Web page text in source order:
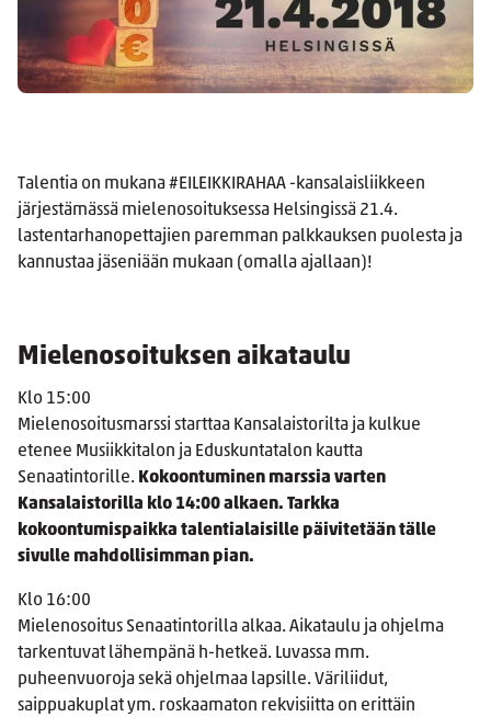
Talentia on mukana #EILEIKKIRAHAA -kansalaisliikkeen
järjestämässä mielenosoituksessa Helsingissä 21.4.
lastentarhanopettajien paremman palkkauksen puolesta ja
kannustaa jäseniään mukaan (omalla ajallaan)!
Mielenosoituksen aikataulu
Klo 15:00
Mielenosoitusmarssi starttaa Kansalaistorilta ja kulkue
etenee Musiikkitalon ja Eduskuntatalon kautta
Senaatintorille. Kokoontuminen marssia varten
Kansalaistorilla klo 14:00 alkaen. Tarkka
kokoontumispaikka talentialaisille päivitetään tälle
sivulle mahdollisimman pian.
Klo 16:00
Mielenosoitus Senaatintorilla alkaa. Aikataulu ja ohjelma
tarkentuvat lähempänä h-hetkeä. Luvassa mm.
puheenvuoroja sekä ohjelmaa lapsille. Väriliidut,
saippuakuplat ym. roskaamaton rekvisiitta on erittäin